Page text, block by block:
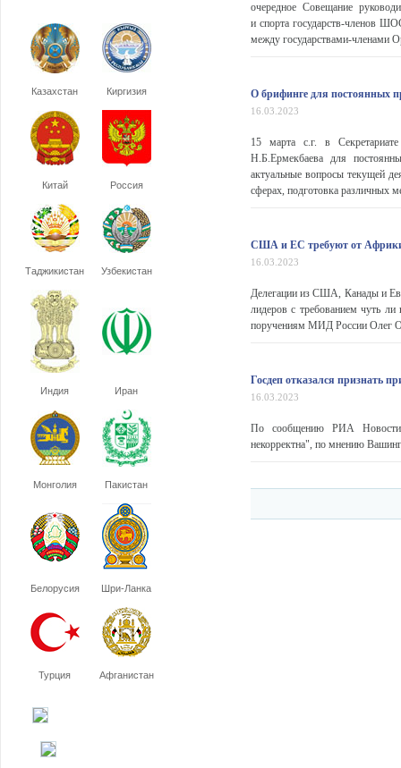
Казахстан Киргизия
Китай Россия
Таджикистан Узбекистан
Индия Иран
Монголия Пакистан
Белорусия Шри-Ланка
Турция Афганистан
очередное Совещание
и спорта государств-членов
между государствами-членами
О брифинге для постоянных
16.03.2023
15 марта с.г. в
Н.Б.Ермекбаева для
актуальные вопросы текущей
сферах, подготовка различных
США и ЕС требуют от Африки
16.03.2023
Делегации из США, Канады и
лидеров с требованием чуть
поручениям МИД России Олег
Госдеп отказался признать
16.03.2023
По сообщению РИА
некорректна", по мнению